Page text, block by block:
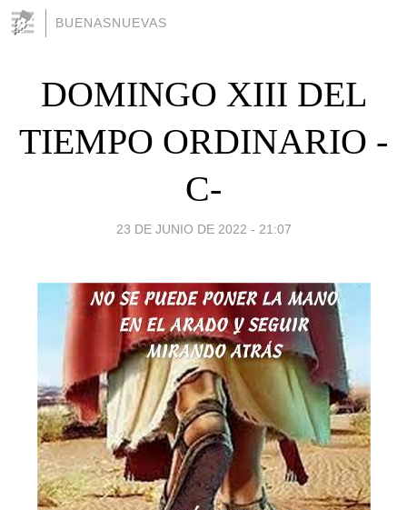
BUENASNUEVAS
DOMINGO XIII DEL
TIEMPO ORDINARIO -
C-
23 DE JUNIO DE 2022 - 21:07